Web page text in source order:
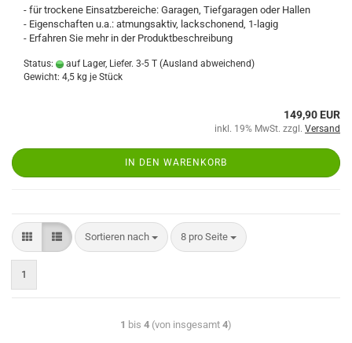
- für trockene Einsatzbereiche: Garagen, Tiefgaragen oder Hallen
- Eigenschaften u.a.: atmungsaktiv, lackschonend, 1-lagig
- Erfahren Sie mehr in der Produktbeschreibung
Status: auf Lager, Liefer. 3-5 T (Ausland abweichend)
Gewicht: 4,5 kg je Stück
149,90 EUR
inkl. 19% MwSt. zzgl. Versand
IN DEN WARENKORB
Sortieren nach 8 pro Seite
1
1 bis 4 (von insgesamt 4)